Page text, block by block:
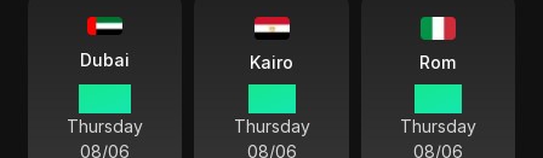
Dubai
Thursday
08/06
Kairo
Thursday
08/06
Rom
Thursday
08/06